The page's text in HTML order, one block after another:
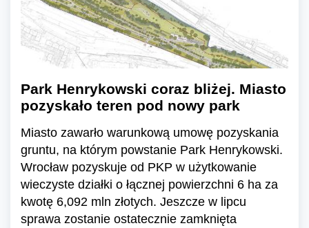
Park Henrykowski coraz bliżej. Miasto
pozyskało teren pod nowy park
Miasto zawarło warunkową umowę pozyskania
gruntu, na którym powstanie Park Henrykowski.
Wrocław pozyskuje od PKP w użytkowanie
wieczyste działki o łącznej powierzchni 6 ha za
kwotę 6,092 mln złotych. Jeszcze w lipcu
sprawa zostanie ostatecznie zamknięta